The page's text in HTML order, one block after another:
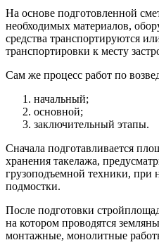
На основе подготовленной
необходимых материалов,
средства транспортируются
транспортировки к месту
Сам же процесс работ по
начальный;
основной;
заключительный этапы.
Сначала подготавливается
хранения такелажа,
грузоподъемной техники, при
подмостки.
После подготовки
на котором проводятся
монтажные, монолитные